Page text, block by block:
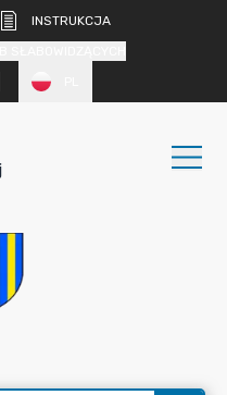
INSTRUKCJA